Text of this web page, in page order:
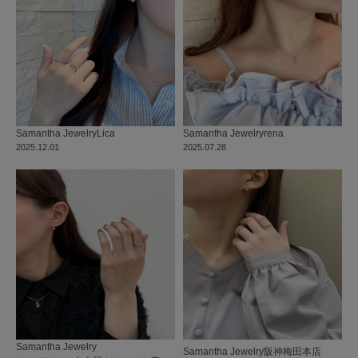
2025.12.01
Samantha JewelryLica
2025.07.28
Samantha Jewelryrena
Samantha Jewelry
Samantha Jewelry阪神梅田本店